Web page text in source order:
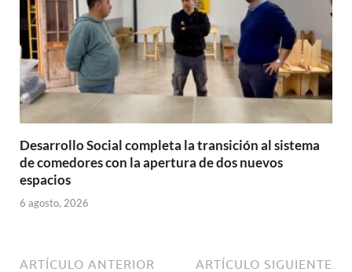
Desarrollo Social completa la transición al sistema
de comedores con la apertura de dos nuevos
espacios
6 agosto, 2026
ARTÍCULO ANTERIOR ARTÍCULO SIGUIENTE